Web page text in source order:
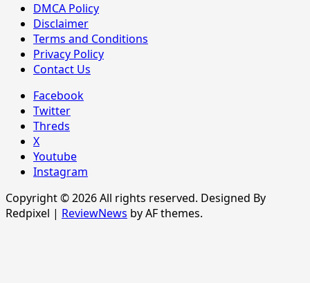
DMCA Policy
Disclaimer
Terms and Conditions
Privacy Policy
Contact Us
Facebook
Twitter
Threds
X
Youtube
Instagram
Copyright © 2026 All rights reserved. Designed By
Redpixel | ReviewNews by AF themes.